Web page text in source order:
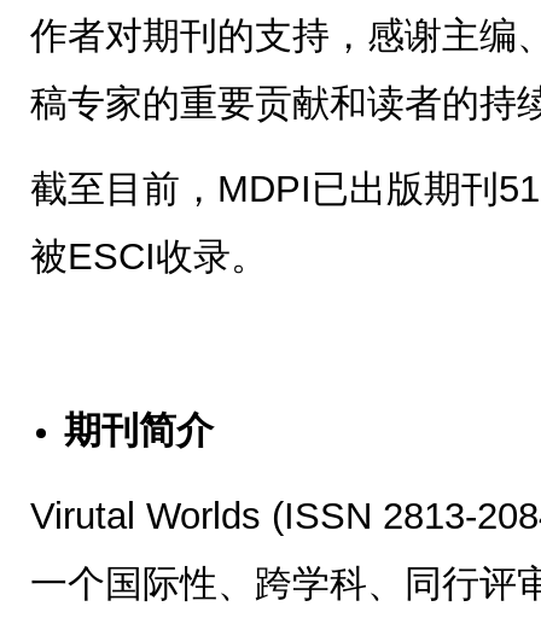
作者对期刊的支持，感谢主编
稿专家的重要贡献和读者的持
截至目前，MDPI已出版期刊
被ESCI收录。
期刊简介
Virutal Worlds (ISSN 2813-
一个国际性、跨学科、同行评